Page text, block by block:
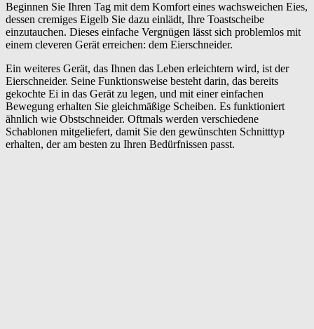
Beginnen Sie Ihren Tag mit dem Komfort eines wachsweichen Eies,
dessen cremiges Eigelb Sie dazu einlädt, Ihre Toastscheibe
einzutauchen. Dieses einfache Vergnügen lässt sich problemlos mit
einem cleveren Gerät erreichen: dem Eierschneider.
Ein weiteres Gerät, das Ihnen das Leben erleichtern wird, ist der
Eierschneider. Seine Funktionsweise besteht darin, das bereits
gekochte Ei in das Gerät zu legen, und mit einer einfachen
Bewegung erhalten Sie gleichmäßige Scheiben. Es funktioniert
ähnlich wie Obstschneider. Oftmals werden verschiedene
Schablonen mitgeliefert, damit Sie den gewünschten Schnitttyp
erhalten, der am besten zu Ihren Bedürfnissen passt.